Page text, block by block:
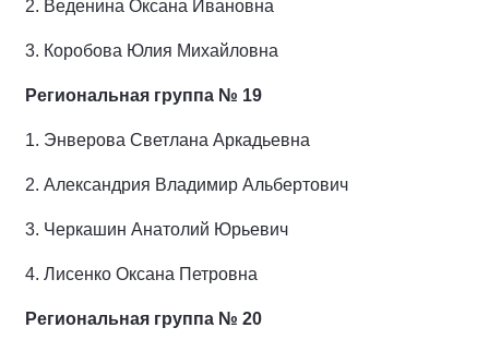
2. Веденина Оксана Ивановна
3. Коробова Юлия Михайловна
Региональная группа № 19
1. Энверова Светлана Аркадьевна
2. Александрия Владимир Альбертович
3. Черкашин Анатолий Юрьевич
4. Лисенко Оксана Петровна
Региональная группа № 20